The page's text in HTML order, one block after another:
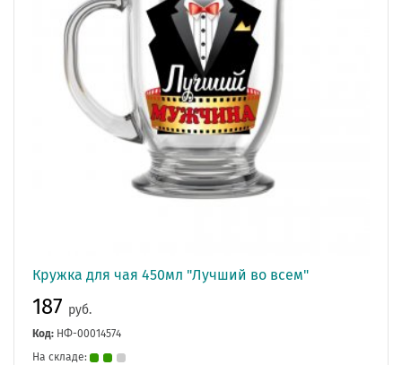
Кружка для чая 450мл "Лучший во всем"
187 руб.
Код: НФ-00014574
На складе: